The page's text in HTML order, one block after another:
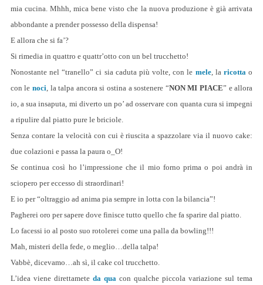
mia cucina. Mhhh, mica bene visto che la nuova produzione è già arrivata
abbondante a prender possesso della dispensa!
E allora che si fa’?
Si rimedia in quattro e quattr’otto con un bel trucchetto!
Nonostante nel “tranello” ci sia caduta più volte, con le mele, la ricottao
con lenoci , la talpa ancora si ostina a sostenere “NON MI PIACE” e allora
io, a sua insaputa, mi diverto un po’ ad osservare con quanta cura si impegni
a ripulire dal piatto pure le briciole.
Senza contare la velocità con cui è riuscita a spazzolare via il nuovo cake:
due colazioni e passa la paura o_O!
Se continua così ho l’impressione che il mio forno prima o poi andrà in
sciopero per eccesso di straordinari!
E io per “oltraggio ad anima pia sempre in lotta con la bilancia”!
Pagherei oro per sapere dove finisce tutto quello che fa sparire dal piatto.
Lo facessi io al posto suo rotolerei come una palla da bowling!!!
Mah, misteri della fede, o meglio…della talpa!
Vabbè, dicevamo…ah sì, il cake col trucchetto.
L’idea viene direttamete da qua con qualche piccola variazione sul tema